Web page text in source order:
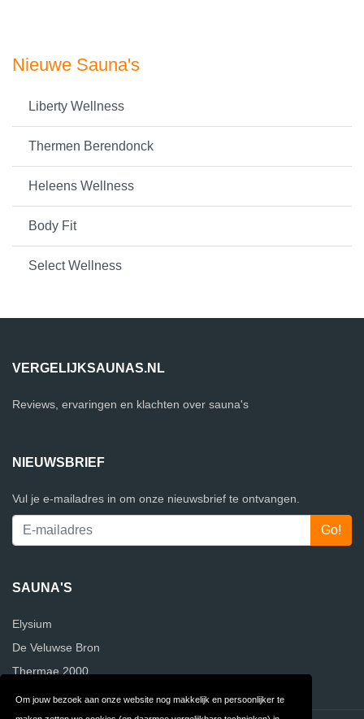
Om jouw bezoek aan onze website nog makkelijk en persoonlijker te
Nieuwe Sauna's
Liberty Wellness
Thermen Berendonck
Heleens Wellness
Body Fit
Select Wellness
VERGELIJKSAUNAS.NL
Reviews, ervaringen en klachten over sauna's
NIEUWSBRIEF
Vul je e-mailadres in om onze nieuwsbrief te ontvangen.
SAUNA'S
Elysium
De Veluwse Bron
Thermae 2000